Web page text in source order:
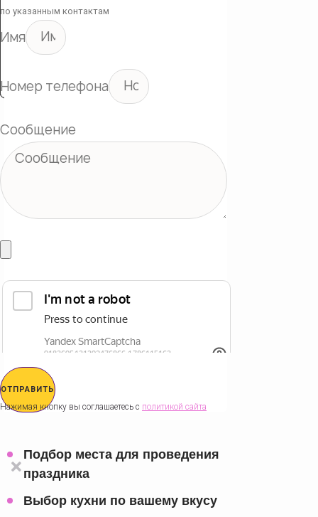
по указанным контактам
Имя
Номер телефона
Сообщение
ОТПРАВИТЬ
Нажимая кнопку вы соглашаетесь с политикой сайта
Подбор места для проведения
праздника
Выбор кухни по вашему вкусу